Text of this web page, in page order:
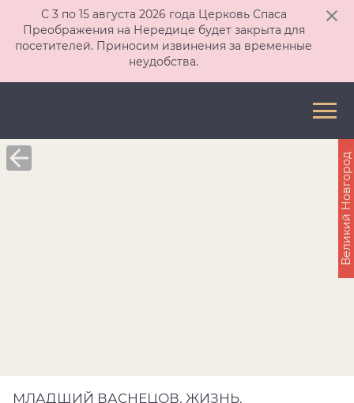
С 3 по 15 августа 2026 года Церковь Спаса
Преображения на Нередице будет закрыта для
посетителей. Приносим извинения за временные
неудобства.
МЛАДШИЙ ВАСНЕЦОВ. ЖИЗНЬ.
Великий Новгород